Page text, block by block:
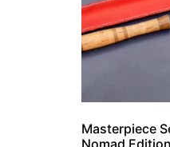
Masterpiece
Nomad